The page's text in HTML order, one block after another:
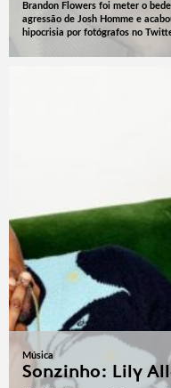
Brandon Flowers foi meter o
agressão de Josh Homme e
hipocrisia por fotógrafos no
Música
Sonzinho: Lily